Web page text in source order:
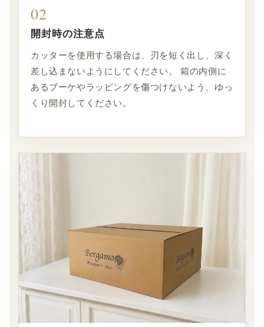
02
開封時の注意点
カッターを使用する場合は、刃を短く出し、深く
差し込まないようにしてください。 箱の内側に
あるブーケやラッピングを傷つけないよう、ゆっ
くり開封してください。